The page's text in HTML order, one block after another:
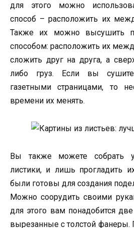
для этого можно
способ – расположить их
Также их можно высушить
способом: расположить их
сложить друг на друга, а
либо груз. Если вы
газетными страницами, то
времени их менять.
Вы также можете собрать
листики, и лишь прогладить
были готовы для создания
Можно соорудить своими
для этого вам понадобится
вырезанные с толстой фанеры.